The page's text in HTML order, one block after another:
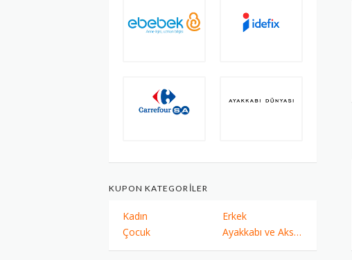
KUPON KATEGORILER
Kadın
Erkek
Çocuk
Ayakkabı ve Aksesuarları